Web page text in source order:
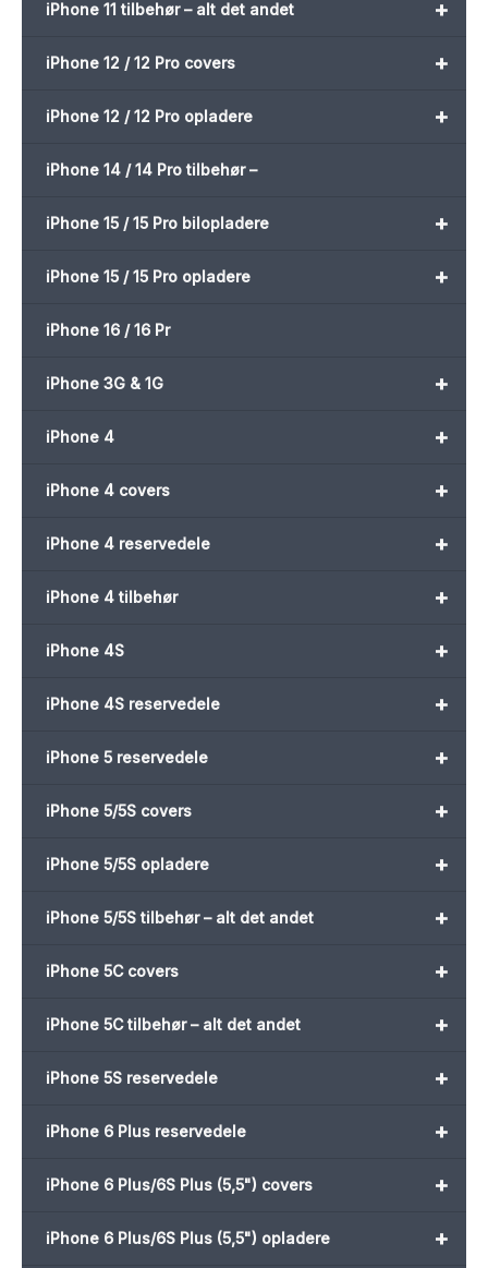
+
iPhone 11 tilbehør – alt det andet
+
iPhone 12 / 12 Pro covers
+
iPhone 12 / 12 Pro opladere
iPhone 14 / 14 Pro tilbehør –
+
iPhone 15 / 15 Pro bilopladere
+
iPhone 15 / 15 Pro opladere
iPhone 16 / 16 Pr
+
iPhone 3G & 1G
+
iPhone 4
+
iPhone 4 covers
+
iPhone 4 reservedele
+
iPhone 4 tilbehør
+
iPhone 4S
+
iPhone 4S reservedele
+
iPhone 5 reservedele
+
iPhone 5/5S covers
+
iPhone 5/5S opladere
+
iPhone 5/5S tilbehør – alt det andet
+
iPhone 5C covers
+
iPhone 5C tilbehør – alt det andet
+
iPhone 5S reservedele
+
iPhone 6 Plus reservedele
+
iPhone 6 Plus/6S Plus (5,5") covers
+
iPhone 6 Plus/6S Plus (5,5") opladere